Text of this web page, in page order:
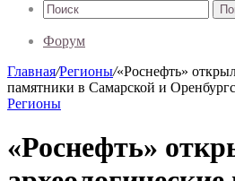
Форум
Главная/Регионы/«Роснефть»
памятники в Самарской и
Регионы
«Роснефть»